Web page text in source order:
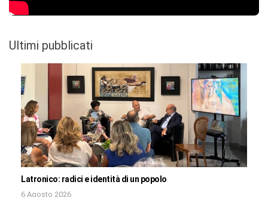
Ultimi pubblicati
Latronico: radici e identità di un popolo
6 Agosto 2026